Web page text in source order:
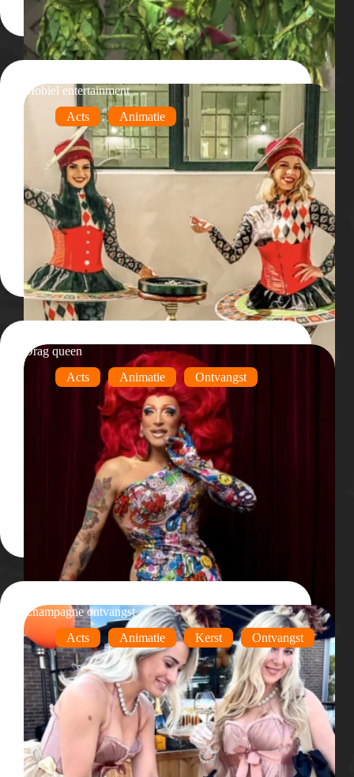
Mobiel entertainment
Acts
Animatie
Drag queen
Acts
Animatie Ontvangst
Champagne ontvangst
Acts
Animatie Kerst Ontvangst